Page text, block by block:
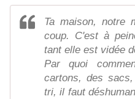
Ta maison, notre
coup. C'est à
tant elle est vidée
Par quoi
cartons, des
tri, il faut